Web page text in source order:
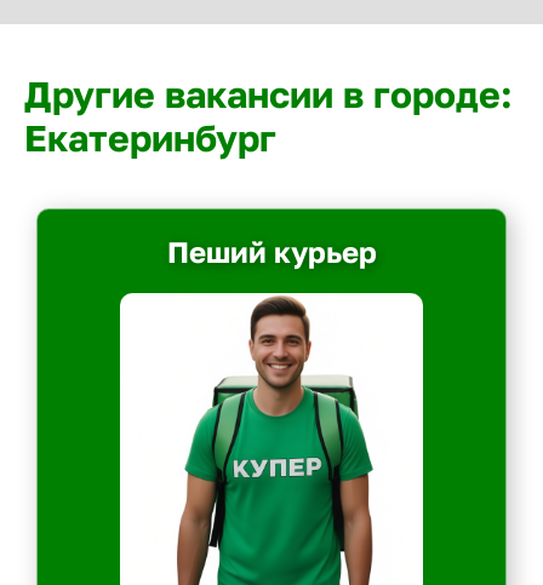
Другие вакансии в городе:
Екатеринбург
Пеший курьер